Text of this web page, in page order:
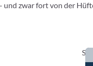
zwar fort von der